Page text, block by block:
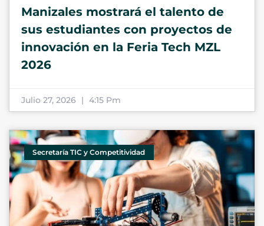
Manizales mostrará el talento de
sus estudiantes con proyectos de
innovación en la Feria Tech MZL
2026
Julio 27, 2026 4:15 Pm
Secretaría TIC y Competitividad